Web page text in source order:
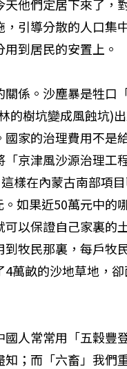
他們定居下來了，
引導分散的人口集
到居民的安置上。
係。沙塵暴是牲口
的樹坑變成風蝕坑)
家的治理費用不是
京津風沙源治理工
樣在內蒙古南部項
如果近50萬元中的
以保證自己家裏的
牧民那裏，每戶牧
萬畝的沙地草地，
人常常用「五穀豐
；而「六畜」我們